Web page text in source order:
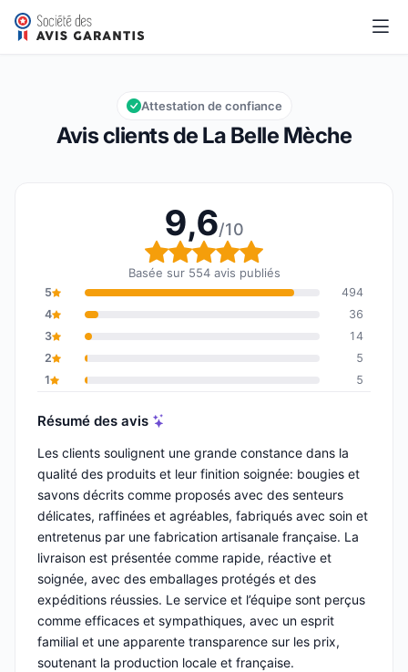
La Belle Mèche
Note globale : 9,6 sur 10
9,6/10
Avis clients de La Belle Mèche
Attestation de confiance
9,6/10
Note globale : 9,6 sur
Basée sur 554 avis publiés
5
494
4
36
3
14
2
5
1
5
Résumé des avis
Les clients soulignent une grande constance dans la
qualité des produits et leur finition soignée: bougies et
savons décrits comme proposés avec des senteurs
délicates, raffinées et agréables, fabriqués avec soin et
entretenus par une fabrication artisanale française. La
livraison est présentée comme rapide, réactive et
soignée, avec des emballages protégés et des
expéditions réussies. Le service et l’équipe sont perçus
comme efficaces et sympathiques, avec un esprit
familial et une apparente transparence sur les prix,
soutenant la production locale et française.